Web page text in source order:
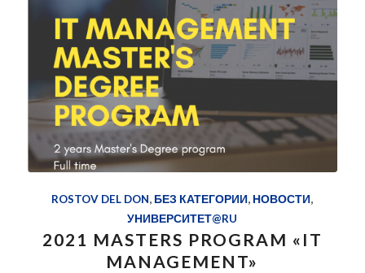
ROSTOV DEL DON, БЕЗ КАТЕГОРИИ, НОВОСТИ,
УНИВЕРСИТЕТ@RU
2021 MASTERS PROGRAM «IT
MANAGEMENT»